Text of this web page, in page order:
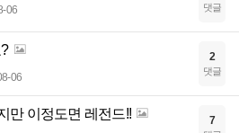
06 댓글
06
2
댓글
만 이정도면 레전드!! 7